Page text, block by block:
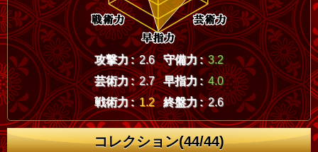
攻撃力 : 2.6 守備力 : 3.2
芸術力 : 2.7 早指力 : 4.0
戦術力 : 1.2 終盤力 : 2.6
コレクション(44/44)